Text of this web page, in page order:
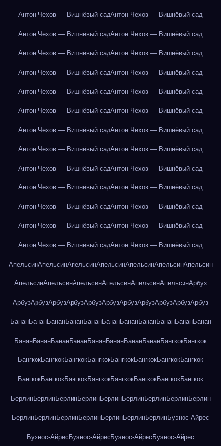
Антон Чехов — Вишнёвый садАнтон Чехов — Вишнёвый сад
Антон Чехов — Вишнёвый садАнтон Чехов — Вишнёвый сад
Антон Чехов — Вишнёвый садАнтон Чехов — Вишнёвый сад
Антон Чехов — Вишнёвый садАнтон Чехов — Вишнёвый сад
Антон Чехов — Вишнёвый садАнтон Чехов — Вишнёвый сад
Антон Чехов — Вишнёвый садАнтон Чехов — Вишнёвый сад
Антон Чехов — Вишнёвый садАнтон Чехов — Вишнёвый сад
Антон Чехов — Вишнёвый садАнтон Чехов — Вишнёвый сад
Антон Чехов — Вишнёвый садАнтон Чехов — Вишнёвый сад
Антон Чехов — Вишнёвый садАнтон Чехов — Вишнёвый сад
Антон Чехов — Вишнёвый садАнтон Чехов — Вишнёвый сад
Антон Чехов — Вишнёвый садАнтон Чехов — Вишнёвый сад
Антон Чехов — Вишнёвый садАнтон Чехов — Вишнёвый сад
АпельсинАпельсинАпельсинАпельсинАпельсинАпельсинАпельсин
АпельсинАпельсинАпельсинАпельсинАпельсинАпельсинАрбуз
АрбузАрбузАрбузАрбузАрбузАрбузАрбузАрбузАрбузАрбузАрбуз
БананБананБананБананБананБананБананБананБананБананБанан
БананБананБананБананБананБананБананБананБангкокБангкок
БангкокБангкокБангкокБангкокБангкокБангкокБангкокБангкок
БангкокБангкокБангкокБангкокБангкокБангкокБангкокБангкок
БерлинБерлинБерлинБерлинБерлинБерлинБерлинБерлинБерлин
БерлинБерлинБерлинБерлинБерлинБерлинБерлинБуэнос-Айрес
Буэнос-АйресБуэнос-АйресБуэнос-АйресБуэнос-Айрес